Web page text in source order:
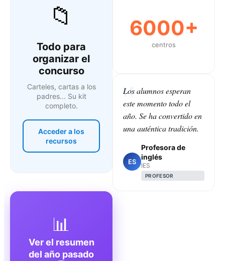
📁
Todo para
organizar el
concurso
Carteles, cartas a los
padres... Su kit
completo.
Acceder a los
recursos
6000+
centros
Los alumnos esperan
este momento todo el
año. Se ha convertido en
una auténtica tradición.
ES
Profesora de
inglés
IES
PROFESOR
📊
Ver el resumen
del año pasado